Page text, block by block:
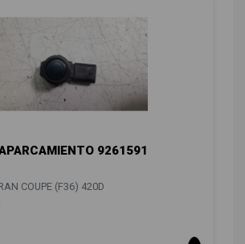
9261591
COUPE (F36) 420D